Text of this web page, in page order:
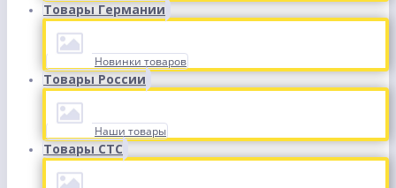
Товары Германии
Новинки товаров
Товары России
Наши товары
Товары СТС